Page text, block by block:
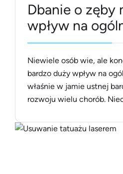
Dbanie o zęby
wpływ na
zdrowia
Niewiele osób wie, ale
bardzo duży wpływ na
właśnie w jamie ustnej
rozwoju wielu chorób.
poważnymi